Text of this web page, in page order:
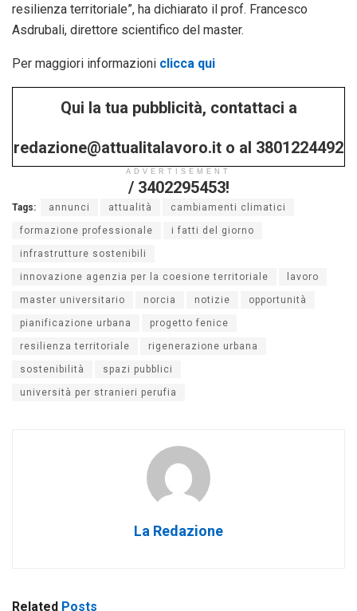
resilienza territoriale”, ha dichiarato il prof. Francesco
Asdrubali, direttore scientifico del master.
Per maggiori informazioni clicca qui
Qui la tua pubblicità, contattaci a
redazione@attualitalavoro.it o al 3801224492
/ 3402295453!
ADVERTISEMENT
Tags: annunci attualità cambiamenti climatici
formazione professionale i fatti del giorno
infrastrutture sostenibili
innovazione agenzia per la coesione territoriale lavoro
master universitario norcia notizie opportunità
pianificazione urbana progetto fenice
resilienza territoriale rigenerazione urbana
sostenibilità spazi pubblici
università per stranieri perufia
La Redazione
Related Posts